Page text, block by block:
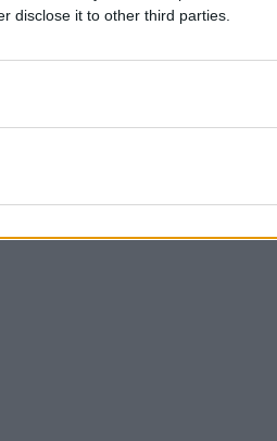
disclose it to other third parties.
se inlatura apoi se rad si se
pe care il contin (poza 1).
PE POZA DE MAI JOS